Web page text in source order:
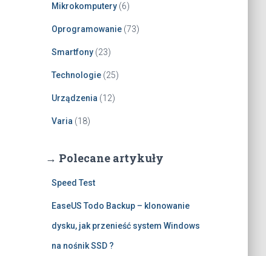
Mikrokomputery(6)
Oprogramowanie(73)
Smartfony(23)
Technologie(25)
Urządzenia (12)
Varia (18)
→ Polecane artykuły
Speed Test
EaseUS Todo Backup – klonowanie
dysku, jak przenieść system Windows
na nośnik SSD ?